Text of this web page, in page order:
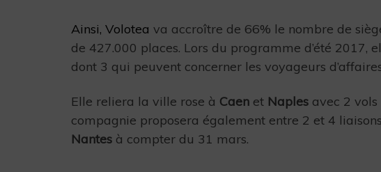
Ainsi, Volotea va accroître de 66% le nombre de
de 427.000 places. Lors du programme d’été 2017,
dont 3 qui peuvent concerner les voyageurs
Elle reliera la ville rose à Caen et Naples avec 2
compagnie proposera également entre 2 et 4
Nantes à compter du 31 mars.